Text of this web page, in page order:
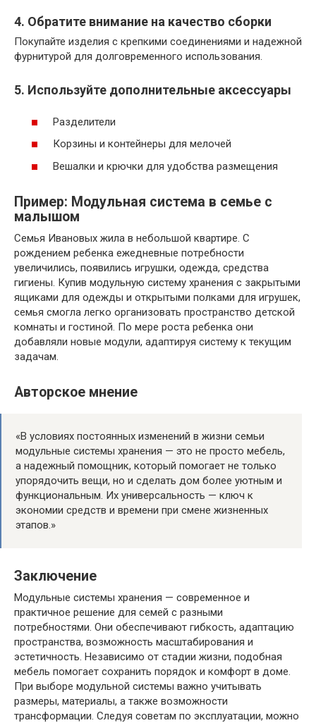
4. Обратите внимание на качество сборки
Покупайте изделия с крепкими соединениями и надежной
фурнитурой для долговременного использования.
5. Используйте дополнительные аксессуары
Разделители
Корзины и контейнеры для мелочей
Вешалки и крючки для удобства размещения
Пример: Модульная система в семье с
малышом
Семья Ивановых жила в небольшой квартире. С
рождением ребенка ежедневные потребности
увеличились, появились игрушки, одежда, средства
гигиены. Купив модульную систему хранения с закрытыми
ящиками для одежды и открытыми полками для игрушек,
семья смогла легко организовать пространство детской
комнаты и гостиной. По мере роста ребенка они
добавляли новые модули, адаптируя систему к текущим
задачам.
Авторское мнение
«В условиях постоянных изменений в жизни семьи
модульные системы хранения — это не просто мебель,
а надежный помощник, который помогает не только
упорядочить вещи, но и сделать дом более уютным и
функциональным. Их универсальность — ключ к
экономии средств и времени при смене жизненных
этапов.»
Заключение
Модульные системы хранения — современное и
практичное решение для семей с разными
потребностями. Они обеспечивают гибкость, адаптацию
пространства, возможность масштабирования и
эстетичность. Независимо от стадии жизни, подобная
мебель помогает сохранить порядок и комфорт в доме.
При выборе модульной системы важно учитывать
размеры, материалы, а также возможности
трансформации. Следуя советам по эксплуатации, можно